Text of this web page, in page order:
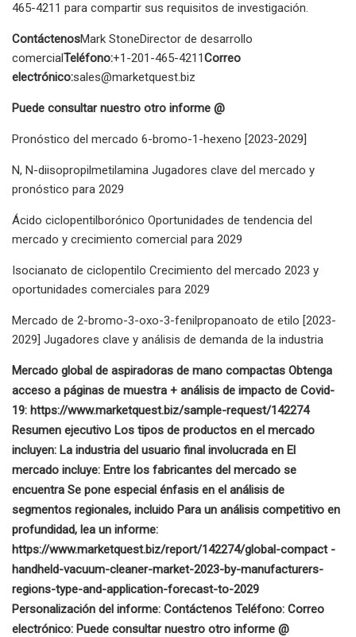
465-4211 para compartir sus requisitos de investigación.
ContáctenosMark StoneDirector de desarrollo
comercialTeléfono:+1-201-465-4211Correo
electrónico:sales@marketquest.biz
Puede consultar nuestro otro informe @
Pronóstico del mercado 6-bromo-1-hexeno [2023-2029]
N, N-diisopropilmetilamina Jugadores clave del mercado y
pronóstico para 2029
Ácido ciclopentilborónico Oportunidades de tendencia del
mercado y crecimiento comercial para 2029
Isocianato de ciclopentilo Crecimiento del mercado 2023 y
oportunidades comerciales para 2029
Mercado de 2-bromo-3-oxo-3-fenilpropanoato de etilo [2023-
2029] Jugadores clave y análisis de demanda de la industria
Mercado global de aspiradoras de mano compactas Obtenga
acceso a páginas de muestra + análisis de impacto de Covid-
19: https://www.marketquest.biz/sample-request/142274
Resumen ejecutivo Los tipos de productos en el mercado
incluyen: La industria del usuario final involucrada en El
mercado incluye: Entre los fabricantes del mercado se
encuentra Se pone especial énfasis en el análisis de
segmentos regionales, incluido Para un análisis competitivo en
profundidad, lea un informe:
https://www.marketquest.biz/report/142274/global-compact -
handheld-vacuum-cleaner-market-2023-by-manufacturers-
regions-type-and-application-forecast-to-2029
Personalización del informe: Contáctenos Teléfono: Correo
electrónico: Puede consultar nuestro otro informe @